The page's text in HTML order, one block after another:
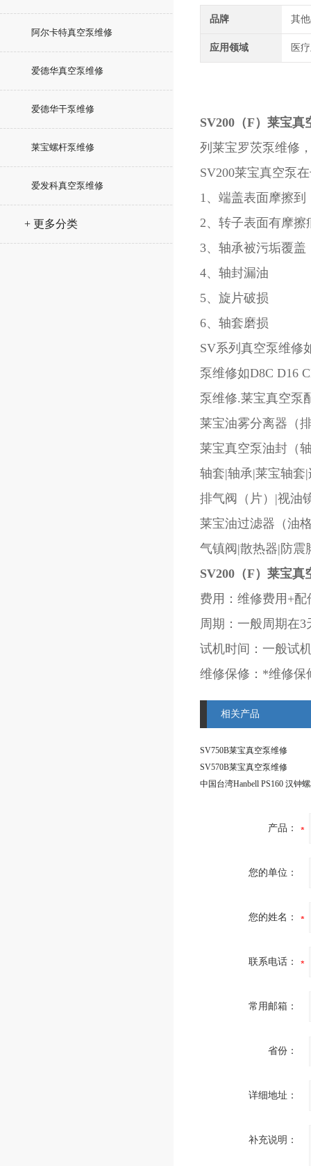
阿尔卡特真空泵维修
爱德华真空泵维修
爱德华干泵维修
莱宝螺杆泵维修
爱发科真空泵维修
+ 更多分类
品牌 其
应用领域 医
SV200（F）莱宝真
列莱宝罗茨泵维修
SV200莱宝真空泵
1、端盖表面摩擦到
2、转子表面有摩擦
3、轴承被污垢覆盖
4、轴封漏油
5、旋片破损
6、轴套磨损
SV系列真空泵维修
泵维修如D8C D16
泵维修.莱宝真空泵
莱宝油雾分离器（
莱宝真空泵油封（
轴套|轴承|莱宝轴套
排气阀（片）|视油
莱宝油过滤器（油
气镇阀|散热器|防震
SV200（F）莱宝真
费用：维修费用+
周期：一般周期在
试机时间：一般试
维修保修：*维修保
相关产品
SV750B莱宝真空泵维修
SV570B莱宝真空泵维修
产品：
您的单位：
您的姓名：
联系电话：
常用邮箱：
省份：
详细地址：
补充说明：